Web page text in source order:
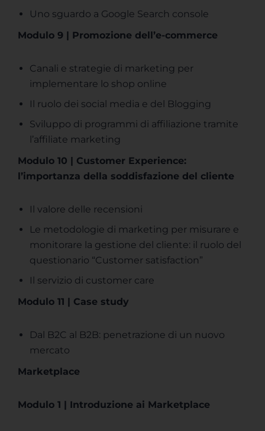
Uno sguardo a Google Search console
Modulo 9 | Promozione dell’e-commerce
Canali e strategie di marketing per
implementare lo shop online
Il ruolo dei social media e del Blogging
Sviluppo di programmi di affiliazione tramite
l’affiliate marketing
Modulo 10 | Customer Experience:
l’importanza della soddisfazione del cliente
Il valore delle recensioni
Le metodologie di marketing per misurare e
monitorare la gestione del cliente: il ruolo del
questionario “Customer satisfaction”
Il servizio di customer care
Modulo 11 | Case study
Dal B2C al B2B: penetrazione di un nuovo
mercato
Marketplace
Modulo 1 | Introduzione ai Marketplace